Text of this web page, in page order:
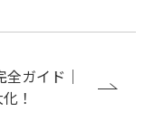
ガイド｜
！